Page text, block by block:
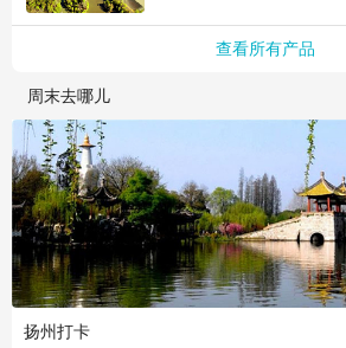
查看所有产品
周末去哪儿
扬州打卡